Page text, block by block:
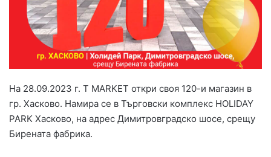
На 28.09.2023 г. Т MARKET откри своя 120-и магазин в
гр. Хасково. Намира се в Търговски комплекс HOLIDAY
PARK Хасково, на адрес Димитровградско шосе, срещу
Бирената фабрика.